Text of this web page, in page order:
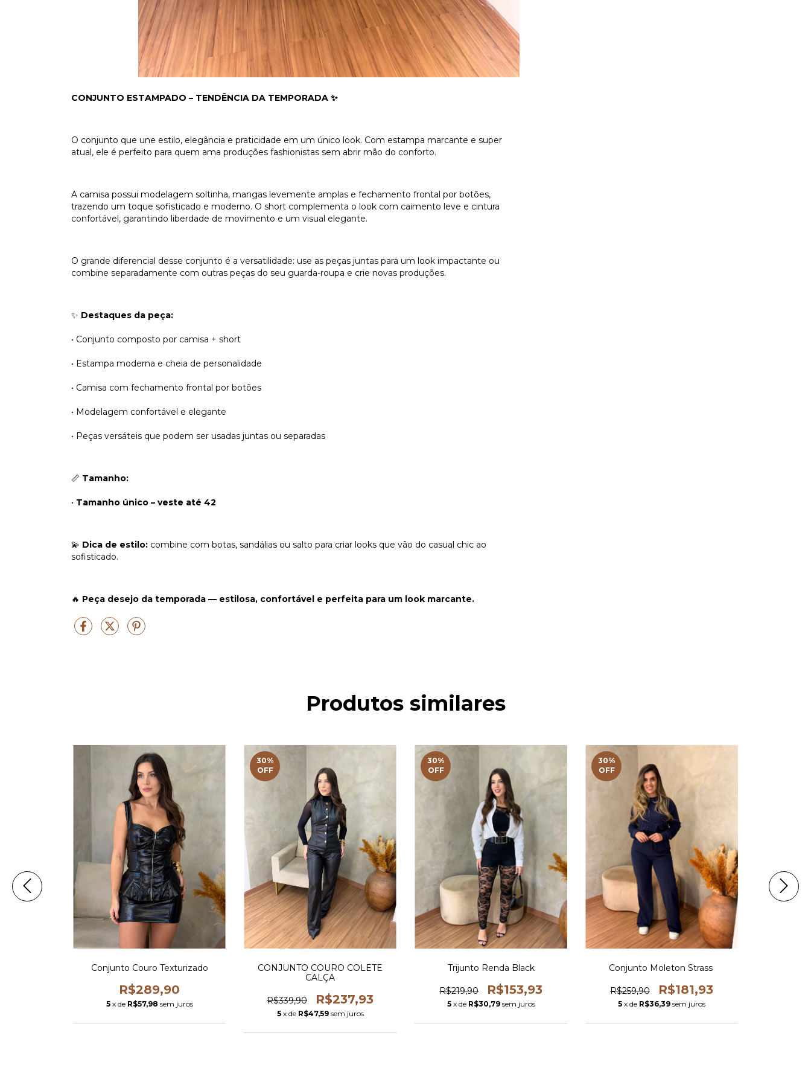
CONJUNTO ESTAMPADO – TENDÊNCIA DA TEMPORADA ✨
O conjunto que une estilo, elegância e praticidade em um único look. Com estampa marcante e super
atual, ele é perfeito para quem ama produções fashionistas sem abrir mão do conforto.
A camisa possui modelagem soltinha, mangas levemente amplas e fechamento frontal por botões,
trazendo um toque sofisticado e moderno. O short complementa o look com caimento leve e cintura
confortável, garantindo liberdade de movimento e um visual elegante.
O grande diferencial desse conjunto é a versatilidade: use as peças juntas para um look impactante ou
combine separadamente com outras peças do seu guarda-roupa e crie novas produções.
✨ Destaques da peça:
• Conjunto composto por camisa + short
• Estampa moderna e cheia de personalidade
• Camisa com fechamento frontal por botões
• Modelagem confortável e elegante
• Peças versáteis que podem ser usadas juntas ou separadas
📏 Tamanho:
• Tamanho único – veste até 42
💫 Dica de estilo: combine com botas, sandálias ou salto para criar looks que vão do casual chic ao
sofisticado.
🔥 Peça desejo da temporada — estilosa, confortável e perfeita para um look marcante.
Produtos similares
Conjunto Couro Texturizado
R$289,90
5 x de R$57,98 sem juros
30%
OFF
CONJUNTO COURO COLETE
CALÇA
R$339,90 R$237,93
5 x de R$47,59 sem juros
30%
OFF
Trijunto Renda Black
R$219,90 R$153,93
5 x de R$30,79 sem juros
30%
OFF
Conjunto Moleton Strass
R$259,90 R$181,93
5 x de R$36,39 sem juros